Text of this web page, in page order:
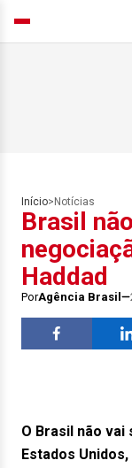
Início> Notícias
Brasil
Haddad
PorAgência Brasil
O Brasil não
Estados